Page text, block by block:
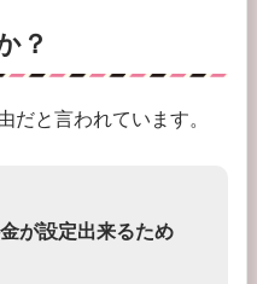
？
だと言われています。
が設定出来るため